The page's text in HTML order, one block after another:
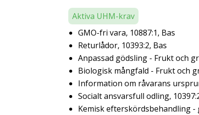
Aktiva UHM-krav
GMO-fri vara, 10887:1, Bas
Returlådor, 10393:2, Bas
Anpassad gödsling - Frukt och
Biologisk mångfald - Frukt och
Information om råvarans
Socialt ansvarsfull odling,
Kemisk efterskördsbehandling -